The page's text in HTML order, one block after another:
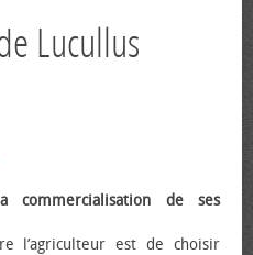
Lucullus
de ses
l’agriculteur est de choisir